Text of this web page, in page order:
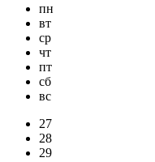
пн
вт
ср
чт
пт
сб
вс
27
28
29